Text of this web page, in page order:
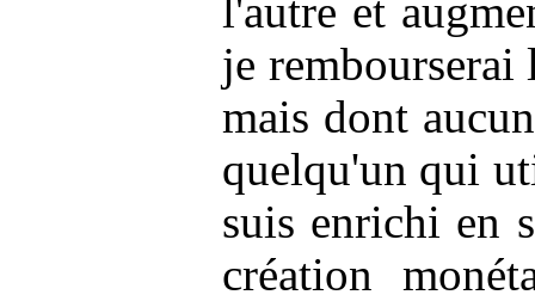
l'autre et
je rembourserai
mais dont
quelqu'un qui
suis enrichi en
création